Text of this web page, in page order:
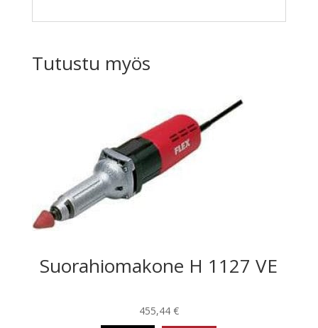
Tutustu myös
Suorahiomakone H 1127 VE
455,44 €